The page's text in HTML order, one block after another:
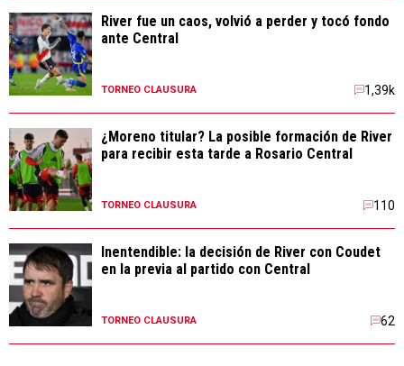
River fue un caos, volvió a perder y tocó fondo
ante Central
TORNEO CLAUSURA 1,39k
¿Moreno titular? La posible formación de River
para recibir esta tarde a Rosario Central
TORNEO CLAUSURA 110
Inentendible: la decisión de River con Coudet
en la previa al partido con Central
TORNEO CLAUSURA 62